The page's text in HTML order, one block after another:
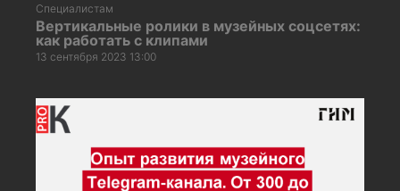
Специалистам
Вертикальные ролики в музейных соцсетях:
как работать с клипами
13 сентября 2023 13:00